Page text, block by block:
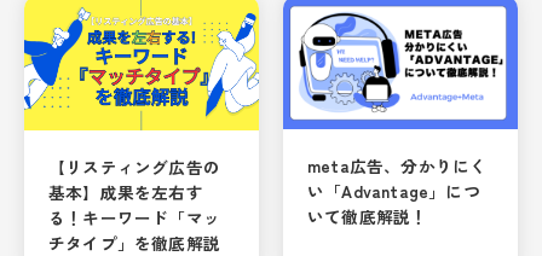
【リスティング広告の
基本】成果を左右す
る！キーワード「マッ
チタイプ」を徹底解説
meta広告、分かりにく
い「Advantage」につ
いて徹底解説！